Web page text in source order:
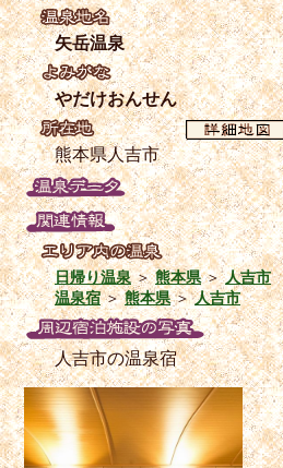
矢岳温泉
やだけおんせん
熊本県人吉市
日帰り温泉＞熊本県＞人吉市
温泉宿＞熊本県＞人吉市
人吉市の温泉宿